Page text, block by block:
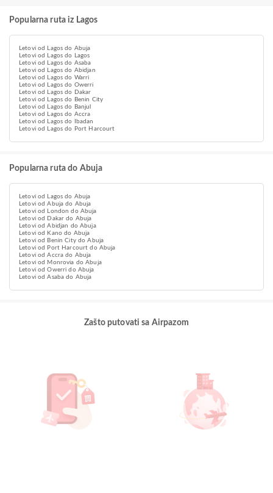
Popularna ruta iz Lagos
Letovi od Lagos do Abuja
Letovi od Lagos do Lagos
Letovi od Lagos do Asaba
Letovi od Lagos do Abidjan
Letovi od Lagos do Warri
Letovi od Lagos do Owerri
Letovi od Lagos do Dakar
Letovi od Lagos do Benin City
Letovi od Lagos do Banjul
Letovi od Lagos do Accra
Letovi od Lagos do Ibadan
Letovi od Lagos do Port Harcourt
Popularna ruta do Abuja
Letovi od Lagos do Abuja
Letovi od Abuja do Abuja
Letovi od London do Abuja
Letovi od Dakar do Abuja
Letovi od Abidjan do Abuja
Letovi od Kano do Abuja
Letovi od Benin City do Abuja
Letovi od Port Harcourt do Abuja
Letovi od Accra do Abuja
Letovi od Monrovia do Abuja
Letovi od Owerri do Abuja
Letovi od Asaba do Abuja
Zašto putovati sa Airpazom